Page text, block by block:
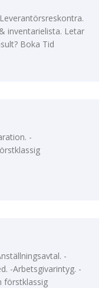
inventarielista. Letar
Boka Tid
-
-
-Arbetsgivarintyg. -
förstklassig